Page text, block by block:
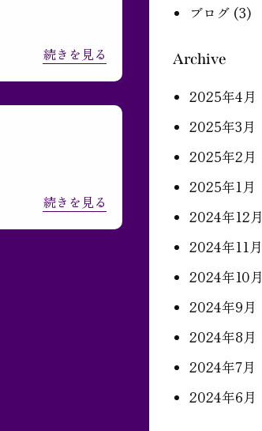
続きを見る
続きを見る
ブログ(3)
Archive
2025年4月
2025年3月
2025年2月
2025年1月
2024年12月
2024年11月
2024年10月
2024年9月
2024年8月
2024年7月
2024年6月